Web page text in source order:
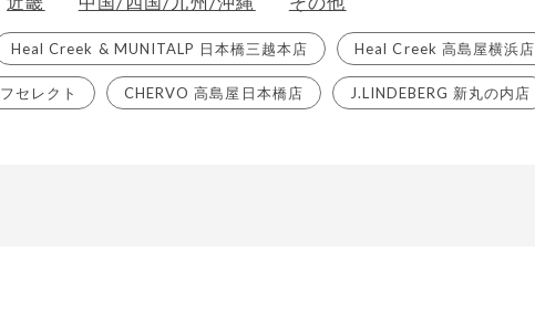
Heal Creek & MUNITALP 日本橋三越本店 Heal Creek 高島屋横浜店
セレクト CHERVO 高島屋日本橋店 J.LINDEBERG 新丸の内店